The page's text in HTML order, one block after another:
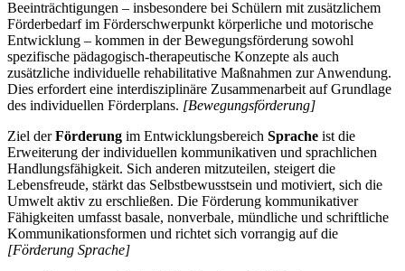
Beeinträchtigungen – insbesondere bei Schülern mit zusätzlichem
Förderbedarf im Förderschwerpunkt körperliche und motorische
Entwicklung – kommen in der Bewegungsförderung sowohl
spezifische pädagogisch-therapeutische Konzepte als auch
zusätzliche individuelle rehabilitative Maßnahmen zur Anwendung.
Dies erfordert eine interdisziplinäre Zusammenarbeit auf Grundlage
des individuellen Förderplans. [Bewegungsförderung]
Ziel derFörderung im Entwicklungsbereich Sprache ist die
Erweiterung der individuellen kommunikativen und sprachlichen
Handlungsfähigkeit. Sich anderen mitzuteilen, steigert die
Lebensfreude, stärkt das Selbstbewusstsein und motiviert, sich die
Umwelt aktiv zu erschließen. Die Förderung kommunikativer
Fähigkeiten umfasst basale, nonverbale, mündliche und schriftliche
Kommunikationsformen und richtet sich vorrangig auf die
[Förderung Sprache]